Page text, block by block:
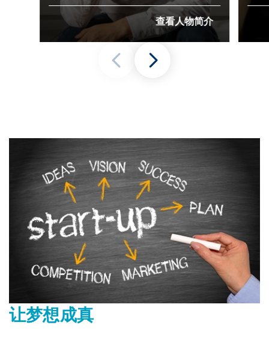
查看人物简介
让梦想成真